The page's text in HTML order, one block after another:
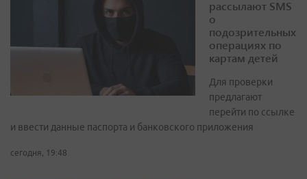
рассылают SMS
о
подозрительных
операциях по
картам детей
Для проверки
предлагают
перейти по ссылке
и ввести данные паспорта и банковского приложения
сегодня, 19:48